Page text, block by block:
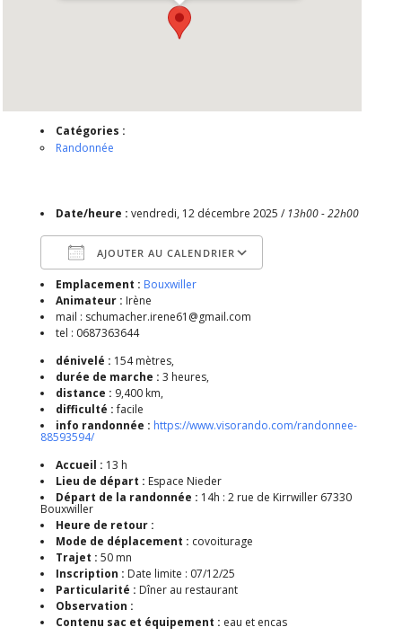
Catégories :
Randonnée
Date/heure : vendredi, 12 décembre 2025 / 13h00 - 22h00
AJOUTER AU CALENDRIER
Télécharger ICS
Emplacement : Bouxwiller
Animateur : Irène
mail : schumacher.irene61@gmail.com
tel : 0687363644
dénivelé : 154 mètres,
durée de marche : 3 heures,
distance : 9,400 km,
difficulté :facile
info randonnée : https://www.visorando.com/randonnee-
88593594/
Accueil : 13 h
Lieu de départ : Espace Nieder
Départ de la randonnée : 14h : 2 rue de Kirrwiller 67330
Bouxwiller
Heure de retour :
Mode de déplacement : covoiturage
Trajet : 50 mn
Inscription : Date limite : 07/12/25
Particularité : Dîner au restaurant
Observation :
Contenu sac et équipement : eau et encas